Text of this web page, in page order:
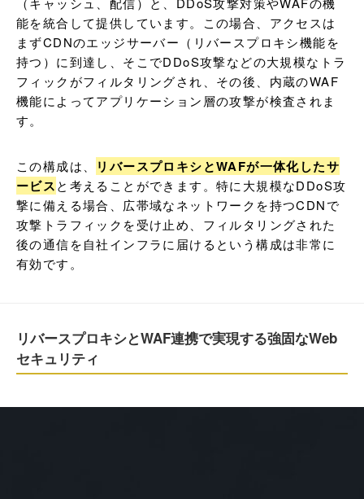
能を統合して提供しています。この場合、アクセスは
まずCDNのエッジサーバー（リバースプロキシ機能を
持つ）に到達し、そこでDDoS攻撃などの大規模なトラ
フィックがフィルタリングされ、その後、内蔵のWAF
機能によってアプリケーション層の攻撃が検査されま
す。
この構成は、
リバースプロキシとWAFが一体化したサ
ービスと考えることができます。特に大規模なDDoS攻
撃に備える場合、広帯域なネットワークを持つCDNで
攻撃トラフィックを受け止め、フィルタリングされた
後の通信を自社インフラに届けるという構成は非常に
有効です。
リバースプロキシとWAF連携で実現する強固なWeb
セキュリティ